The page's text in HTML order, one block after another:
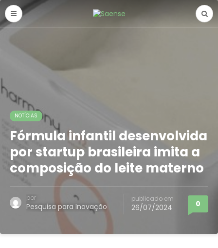
NOTÍCIAS
Fórmula infantil desenvolvida
por startup brasileira imita a
composição do leite materno
por
Pesquisa para Inovação
publicado em
26/07/2024 0